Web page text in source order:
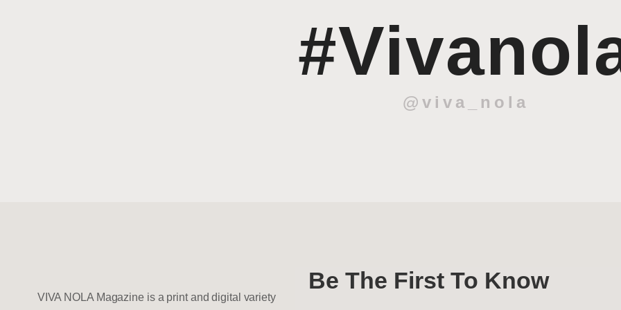
@viva_nola
VIVA NOLA Magazine is a print and digital variety
Be The First To Know